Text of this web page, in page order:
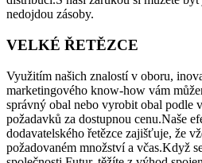
nedojdou zásoby.
VELKÉ ŘETĚZCE
Využitím našich znalostí v oboru,
marketingového know-how vám
správný obal nebo vyrobit obal podle
požadavků za dostupnou cenu.Naše
dodavatelského řetězce zajišťuje, že
požadovaném množství a včas.Když